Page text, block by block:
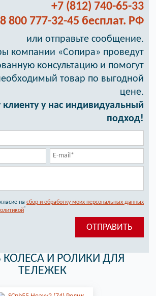
+7 (812) 740-65-33
8 800 777-32-45 бесплат. РФ
или отправьте сообщение.
компании «Сопира» проведут
консультацию и помогут
товар по выгодной
цене.
у нас индивидуальный
подход!
на сбор и обработку моих персональных данных
*
КОЛЕСА И РОЛИКИ ДЛЯ
ТЕЛЕЖЕК